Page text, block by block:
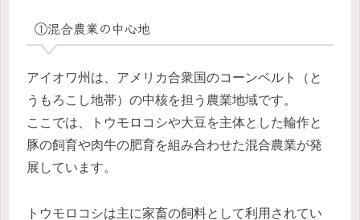
①混合農業の中心地
アイオワ州は、アメリカ合衆国のコーンベルト（と
うもろこし地帯）の中核を担う農業地域です。
ここでは、トウモロコシや大豆を主体とした輪作と
豚の飼育や肉牛の肥育を組み合わせた混合農業が発
展しています。
トウモロコシは主に家畜の飼料として利用されてい